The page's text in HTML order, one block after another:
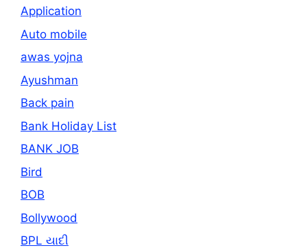
Application
Auto mobile
awas yojna
Ayushman
Back pain
Bank Holiday List
BANK JOB
Bird
BOB
Bollywood
BPL યાદી